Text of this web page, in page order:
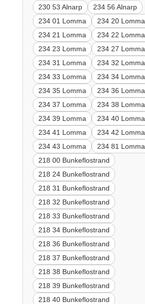
230 53 Alnarp
234 56 Alnarp
234 01 Lomma
234 20 Lomma
234 21 Lomma
234 22 Lomma
234 23 Lomma
234 27 Lomma
234 31 Lomma
234 32 Lomma
234 33 Lomma
234 34 Lomma
234 35 Lomma
234 36 Lomma
234 37 Lomma
234 38 Lomma
234 39 Lomma
234 40 Lomma
234 41 Lomma
234 42 Lomma
234 43 Lomma
234 81 Lomma
218 00 Bunkeflostrand
218 24 Bunkeflostrand
218 31 Bunkeflostrand
218 32 Bunkeflostrand
218 33 Bunkeflostrand
218 34 Bunkeflostrand
218 36 Bunkeflostrand
218 37 Bunkeflostrand
218 38 Bunkeflostrand
218 39 Bunkeflostrand
218 40 Bunkeflostrand